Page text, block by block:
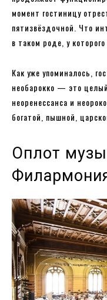
момент гостиницу
пятизвёздочной. Что
в таком роде, у
Как уже упоминалось,
необарокко — это
неоренессанса и
богатой, пышной,
Оплот